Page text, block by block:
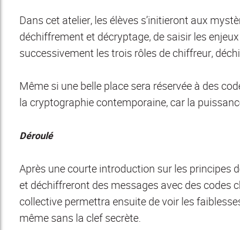
Dans cet atelier, les élèves s’initieront aux
déchiffrement et décryptage, de saisir les
successivement les trois rôles de chiffreur,
Même si une belle place sera réservée à des
la cryptographie contemporaine, car la
Déroulé
Après une courte introduction sur les principes
et déchiffreront des messages avec des codes
collective permettra ensuite de voir les
même sans la clef secrète.